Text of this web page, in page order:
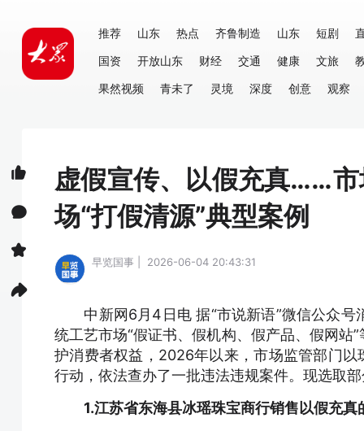
推荐 山东 热点 齐鲁制造 山东 短剧
国资
开放山东 财经 交通 健康 文旅
果然视频
青未了 灵境 深度 创意 观察
虚假宣传、以假充真……
场“打假清源”典型案例
早览国事 | 2026-06-04 20:43:31
中新网6月4日电 据“市说新语”微信公众号
统工艺市场“假证书、假机构、假产品、假网站
护消费者权益，2026年以来，市场监管部门以
行动，依法查办了一批违法违规案件。现选取
1.江苏省东海县冰瑶珠宝商行销售以假充